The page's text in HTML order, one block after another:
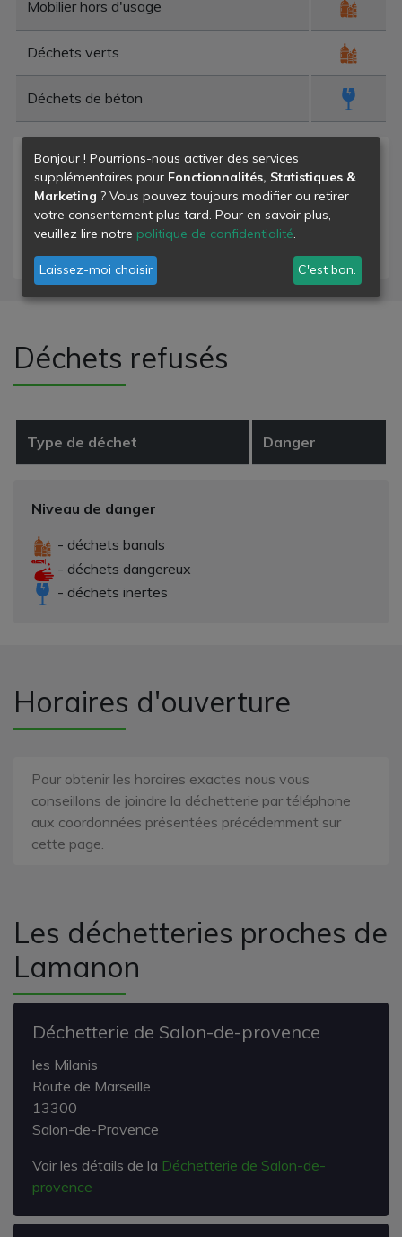
Les déchetteries proches de
Lamanon
Déchetterie de Salon-de-provence
les Milanis
Route de Marseille
13300
Salon-de-Provence
Voir les détails de la Déchetterie de Salon-de-
provence
Mobilier hors d'usage
Déchets verts
Déchets de béton
Niveau de danger
- déchets banals
- déchets dangereux
Déchets refusés
Type de déchet Danger
Niveau de danger
- déchets banals
- déchets dangereux
- déchets inertes
Horaires d'ouverture
Pour obtenir les horaires exactes nous vous
conseillons de joindre la déchetterie par téléphone
aux coordonnées présentées précédemment sur
cette page.
Bonjour ! Pourrions-nous activer des services
supplémentaires pour Fonctionnalités, Statistiques &
Marketing ? Vous pouvez toujours modifier ou retirer
votre consentement plus tard. Pour en savoir plus,
veuillez lire notre politique de confidentialité.
Laissez-moi choisir C'est bon.